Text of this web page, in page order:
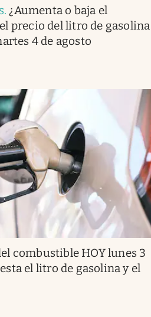
. ¿Aumenta o baja el
precio del litro de gasolina
4 de agosto
combustible HOY lunes 3
el litro de gasolina y el